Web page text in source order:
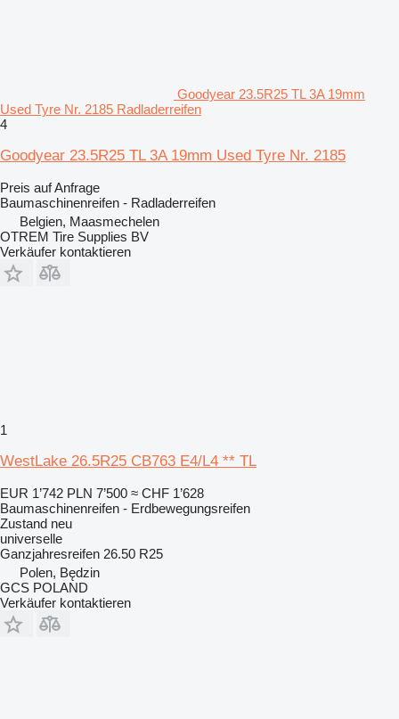
Goodyear 23.5R25 TL 3A 19mm
Used Tyre Nr. 2185 Radladerreifen
4
Goodyear 23.5R25 TL 3A 19mm Used Tyre Nr. 2185
Preis auf Anfrage
Baumaschinenreifen - Radladerreifen
Belgien, Maasmechelen
OTREM Tire Supplies BV
Verkäufer kontaktieren
1
WestLake 26.5R25 CB763 E4/L4 ** TL
EUR 1’742 PLN 7’500 ≈ CHF 1’628
Baumaschinenreifen - Erdbewegungsreifen
Zustand neu
universelle
Ganzjahresreifen 26.50 R25
Polen, Będzin
GCS POLAND
Verkäufer kontaktieren